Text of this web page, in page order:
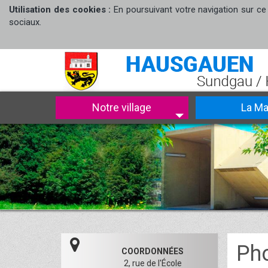
Utilisation des cookies :En poursuivant votre navigation sur
sociaux.
Notre village La
COORDONNÉES
2, rue de l'École